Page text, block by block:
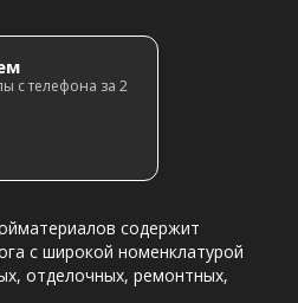
с телефона за 2
содержит
с широкой номенклатурой
отделочных, ремонтных,